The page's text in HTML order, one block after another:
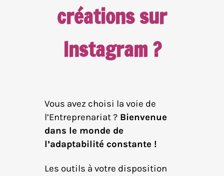
créations sur
Instagram ?
Vous avez choisi la voie de
l’Entreprenariat ? Bienvenue
dans le monde de
l’adaptabilité constante !
Les outils à votre disposition